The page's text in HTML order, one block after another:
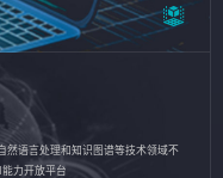
然语言处理和知识图谱等技术领域不
力开放平台